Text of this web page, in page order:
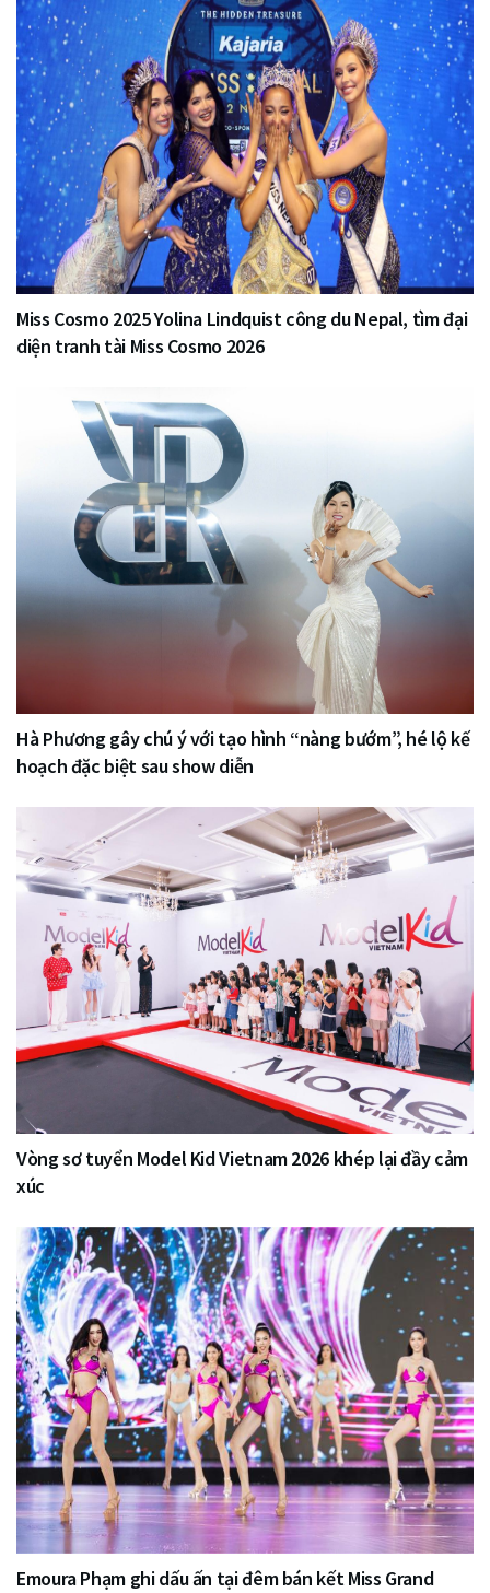
Miss Cosmo 2025 Yolina Lindquist công du Nepal, tìm đại
diện tranh tài Miss Cosmo 2026
Hà Phương gây chú ý với tạo hình “nàng bướm”, hé lộ kế
hoạch đặc biệt sau show diễn
Vòng sơ tuyển Model Kid Vietnam 2026 khép lại đầy cảm
xúc
Emoura Phạm ghi dấu ấn tại đêm bán kết Miss Grand